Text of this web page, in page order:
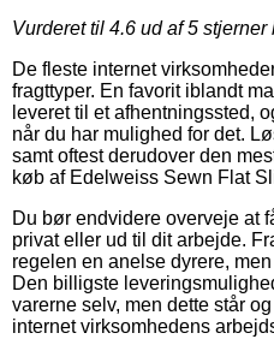
Vurderet til 4.6 ud af 5 stjerner
De fleste internet
fragttyper. En favorit iblandt
leveret til et afhentningssted,
når du har mulighed for det.
samt oftest derudover den
køb af Edelweiss Sewn Flat
Du bør endvidere overveje at
privat eller ud til dit arbejde.
regelen en anelse dyrere,
Den billigste
varerne selv, men dette står
internet virksomhedens